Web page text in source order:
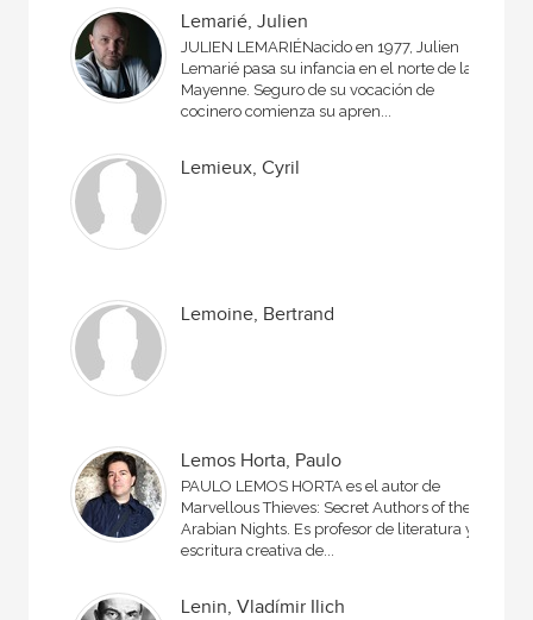
Lemarié, Julien
JULIEN LEMARIÉNacido en 1977, Julien
Lemarié pasa su infancia en el norte de la
Mayenne. Seguro de su vocación de
cocinero comienza su apren...
Lemieux, Cyril
Lemoine, Bertrand
Lemos Horta, Paulo
PAULO LEMOS HORTA es el autor de
Marvellous Thieves: Secret Authors of the
Arabian Nights. Es profesor de literatura y
escritura creativa de...
Lenin, Vladímir Ilich